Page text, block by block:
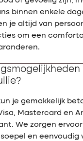
binnen enkele
je altijd van
om een
je gemakkelijk
Mastercard en
We zorgen
en eenvoudig